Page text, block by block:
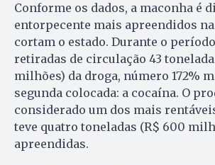
Conforme os dados, a maconha é
entorpecente mais apreendidos
cortam o estado. Durante o
retiradas de circulação 43
milhões) da droga, número 172%
segunda colocada: a cocaína. O
considerado um dos mais
teve quatro toneladas (R$ 600
apreendidas.